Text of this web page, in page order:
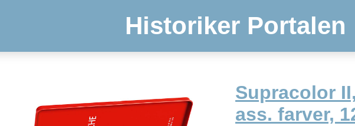
Historiker Portalen
Supracolor
ass. farver,